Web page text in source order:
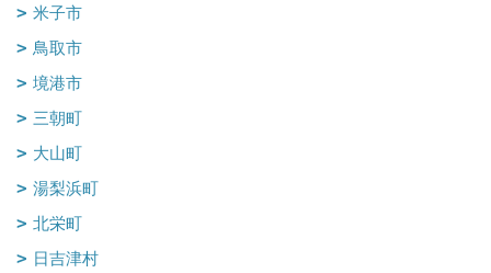
米子市
鳥取市
境港市
三朝町
大山町
湯梨浜町
北栄町
日吉津村